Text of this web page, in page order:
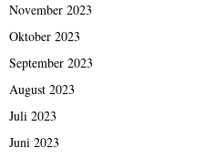
November 2023
Oktober 2023
September 2023
August 2023
Juli 2023
Juni 2023